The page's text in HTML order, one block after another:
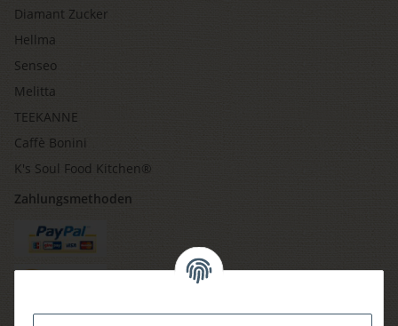
Diamant Zucker
Hellma
Senseo
Melitta
TEEKANNE
Caffè Bonini
K's Soul Food Kitchen®
Zahlungsmethoden
Versandmethoden